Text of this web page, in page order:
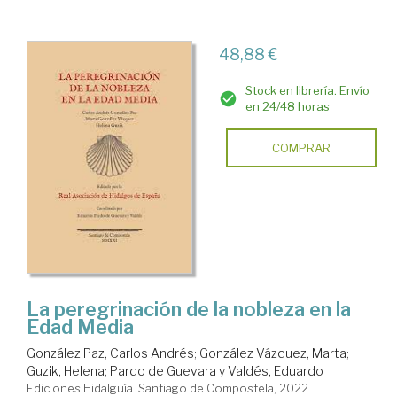
48,88 €
Stock en librería. Envío
en 24/48 horas
COMPRAR
La peregrinación de la nobleza en la
Edad Media
González Paz, Carlos Andrés; González Vázquez, Marta;
Guzik, Helena; Pardo de Guevara y Valdés, Eduardo
Ediciones Hidalguía. Santiago de Compostela, 2022